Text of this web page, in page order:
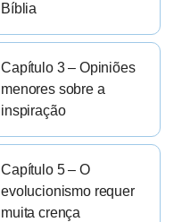
Bíblia
Capítulo 3 – Opiniões
menores sobre a
inspiração
Capítulo 5 – O
evolucionismo requer
muita crença